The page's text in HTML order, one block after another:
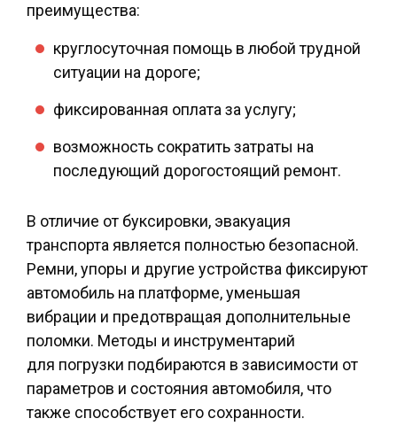
преимущества:
круглосуточная помощь в любой трудной
ситуации на дороге;
фиксированная оплата за услугу;
возможность сократить затраты на
последующий дорогостоящий ремонт.
В отличие от буксировки, эвакуация
транспорта является полностью безопасной.
Ремни, упоры и другие устройства фиксируют
автомобиль на платформе, уменьшая
вибрации и предотвращая дополнительные
поломки. Методы и инструментарий
для погрузки подбираются в зависимости от
параметров и состояния автомобиля, что
также способствует его сохранности.